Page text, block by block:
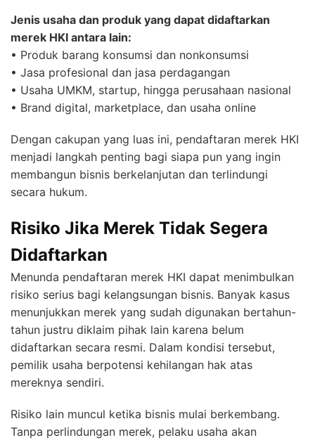
Jenis usaha dan produk yang dapat didaftarkan
merek HKI antara lain:
• Produk barang konsumsi dan nonkonsumsi
• Jasa profesional dan jasa perdagangan
• Usaha UMKM, startup, hingga perusahaan nasional
• Brand digital, marketplace, dan usaha online
Dengan cakupan yang luas ini, pendaftaran merek HKI
menjadi langkah penting bagi siapa pun yang ingin
membangun bisnis berkelanjutan dan terlindungi
secara hukum.
Risiko Jika Merek Tidak Segera
Didaftarkan
Menunda pendaftaran merek HKI dapat menimbulkan
risiko serius bagi kelangsungan bisnis. Banyak kasus
menunjukkan merek yang sudah digunakan bertahun-
tahun justru diklaim pihak lain karena belum
didaftarkan secara resmi. Dalam kondisi tersebut,
pemilik usaha berpotensi kehilangan hak atas
mereknya sendiri.
Risiko lain muncul ketika bisnis mulai berkembang.
Tanpa perlindungan merek, pelaku usaha akan